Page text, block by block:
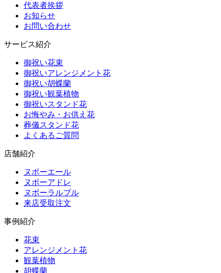
代表者挨拶
お知らせ
お問い合わせ
サービス紹介
御祝い花束
御祝いアレンジメント花
御祝い胡蝶蘭
御祝い観葉植物
御祝いスタンド花
お悔やみ・お供え花
葬儀スタンド花
よくあるご質問
店舗紹介
ヌボーエール
ヌボーアドレ
ヌボーラルブル
来店受取注文
事例紹介
花束
アレンジメント花
観葉植物
胡蝶蘭